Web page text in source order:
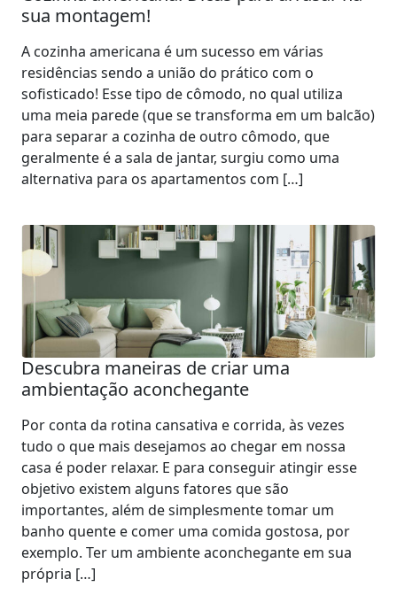
sua montagem!
A cozinha americana é um sucesso em várias
residências sendo a união do prático com o
sofisticado! Esse tipo de cômodo, no qual utiliza
uma meia parede (que se transforma em um balcão)
para separar a cozinha de outro cômodo, que
geralmente é a sala de jantar, surgiu como uma
alternativa para os apartamentos com […]
Descubra maneiras de criar uma
ambientação aconchegante
Por conta da rotina cansativa e corrida, às vezes
tudo o que mais desejamos ao chegar em nossa
casa é poder relaxar. E para conseguir atingir esse
objetivo existem alguns fatores que são
importantes, além de simplesmente tomar um
banho quente e comer uma comida gostosa, por
exemplo. Ter um ambiente aconchegante em sua
própria […]